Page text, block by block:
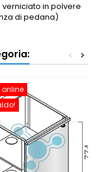
verniciato in polvere
di pedana)
>
<
online